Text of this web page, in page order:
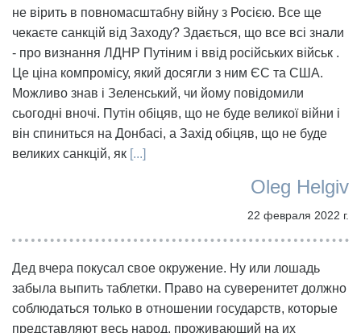
не вірить в повномасштабну війну з Росією. Все ще
чекаєте санкцій від Заходу? Здається, що все всі знали
- про визнання ЛДНР Путіним і ввід російських військ .
Це ціна компромісу, який досягли з ним ЄС та США.
Можливо знав і Зеленський, чи йому повідомили
сьогодні вночі. Путін обіцяв, що не буде великої війни і
він спиниться на Донбасі, а Захід обіцяв, що не буде
великих санкцій, як [...]
Oleg Helgiv
22 февраля 2022 г.
Дед вчера покусал свое окружение. Ну или лошадь
забыла выпить таблетки. Право на суверенитет должно
соблюдаться только в отношении государств, которые
представляют весь народ, проживающий на их